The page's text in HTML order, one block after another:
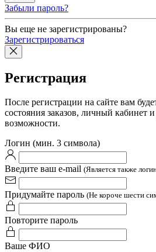
Забыли пароль?
Вы еще не зарегистрированы?
Зарегистрироваться
Регистрация
После регистрации на сайте вам
состояния заказов, личный кабинет
возможности.
Логин (мин. 3 символа)
Введите ваш e-mail (Является также
Придумайте пароль (Не короче шести
Повторите пароль
Ваше ФИО